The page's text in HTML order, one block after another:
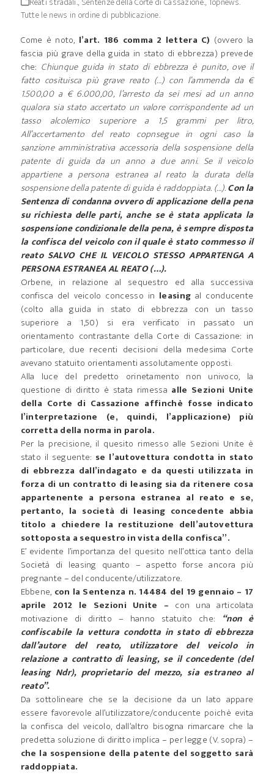
Tutte le news in ordine di pubblicazione.
Come è noto, l’art. 186 comma 2 lettera C) (ovvero la
fascia più grave della guida in stato di ebbrezza) prevede
che: Chiunque guida in stato di ebbrezza è punito, ove il
fatto cosituisca più grave reato (…) con l’ammenda da €
1.500,00 a € 6.000,00, l’arresto da sei mesi ad un anno
qualora sia stato accertato un valore corrispondente ad un
tasso alcolemico superiore a 1,5 grammi per litro,
All’accertamento del reato copnsegue in ogni caso la
sanzione amministrativa accessoria della sospensione della
patente di guida da un anno a due anni. Se il veicolo
appartiene a persona estranea al reato la durata della
sospensione della patente di guida è raddoppiata. (…).Con la
Sentenza di condanna ovvero di applicazione della pena
su richiesta delle parti, anche se è stata applicata la
sospensione condizionale della pena, è sempre disposta
la confisca del veicolo con il quale è stato commesso il
reato SALVO CHE IL VEICOLO STESSO APPARTENGA A
PERSONA ESTRANEA AL REATO (…).
Orbene, in relazione al sequestro ed alla successiva
confisca del veicolo concesso in leasing al conducente
(colto alla guida in stato di ebbrezza con un tasso
superiore a 1,50) si era verificato in passato un
orientamento contrastante della Corte di Cassazione: in
particolare, due recenti decisioni della medesima Corte
avevano statuito orientamenti assolutamente opposti.
Alla luce del predetto orinetamento non univoco, la
questione di diritto è stata rimessa alle Sezioni Unite
della Corte di Cassazione affinchè fosse indicato
l’interpretazione (e, quindi, l’applicazione) più
corretta della norma in parola.
Per la precisione, il quesito rimesso alle Sezioni Unite è
stato il seguente: se l’autovettura condotta in stato
di ebbrezza dall’indagato e da questi utilizzata in
forza di un contratto di leasing sia da ritenere cosa
appartenente a persona estranea al reato e se,
pertanto, la società di leasing concedente abbia
titolo a chiedere la restituzione dell’autovettura
sottoposta a sequestro in vista della confisca”.
E’ evidente l’importanza del quesito nell’ottica tanto della
Società di leasing quanto – aspetto forse ancora più
pregnante – del conducente/utilizzatore.
Ebbene, con la Sentenza n. 14484 del 19 gennaio – 17
aprile 2012 le Sezioni Unite – con una articolata
motivazione di diritto – hanno statuito che: “non è
confiscabile la vettura condotta in stato di ebbrezza
dall’autore del reato, utilizzatore del veicolo in
relazione a contratto di leasing, se il concedente (del
leasing Ndr), proprietario del mezzo, sia estraneo al
reato”.
Da sottolineare che se la decisione da un lato appare
essere favorevole all’utilizzatore/conducente poichè evita
la confisca del veicolo, dall’altro bisogna rimarcare che la
predetta soluzione di diritto implica – per legge (V. sopra) –
che la sospensione della patente del soggetto sarà
raddoppiata.